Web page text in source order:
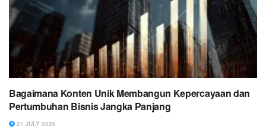
Bagaimana Konten Unik Membangun Kepercayaan dan
Pertumbuhan Bisnis Jangka Panjang
21 JULY 2026